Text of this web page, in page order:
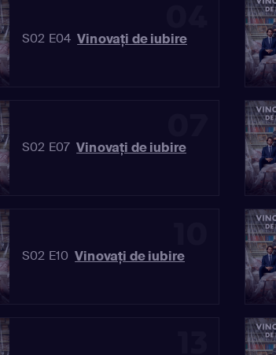
S02 E04 Vinovaţi de iubire
S02 E07 Vinovaţi de iubire
S02 E10 Vinovaţi de iubire